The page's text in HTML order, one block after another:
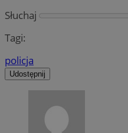
Słuchaj
Tagi:
policja
Udostępnij